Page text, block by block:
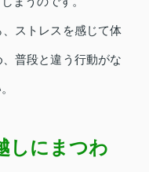
ストレスを感じて体
普段と違う行動がな
しにまつわ